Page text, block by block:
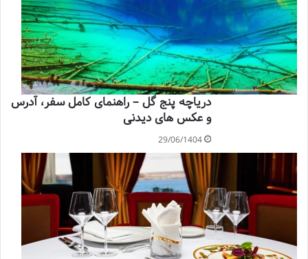
دریاچه پنج گل – راهنمای کامل سفر، آدرس
و عکس های دیدنی
29/06/1404